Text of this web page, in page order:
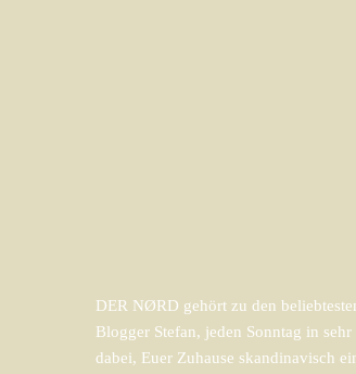
DER NØRD gehört zu den
Blogger Stefan, jeden Sonntag in
dabei, Euer Zuhause skandinavisch